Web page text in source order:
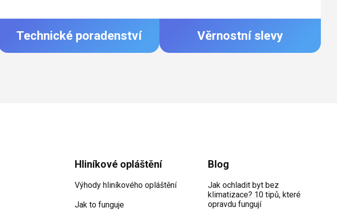
Technické poradenství Věrnostní slevy
Hliníkové opláštění
Výhody hliníkového opláštění
Jak to funguje
Blog
Jak ochladit byt bez
klimatizace? 10 tipů, které
opravdu fungují